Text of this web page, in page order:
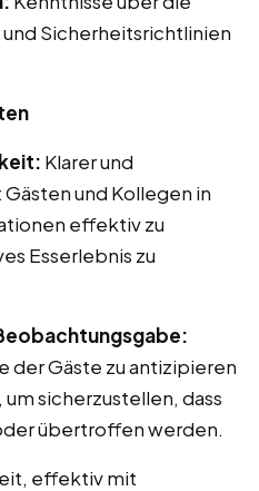
Sicherheitsrichtlinien
Klarer und
und Kollegen in
effektiv zu
Esserlebnis zu
der Gäste zu antizipieren
sicherzustellen, dass
übertroffen werden.
effektiv mit